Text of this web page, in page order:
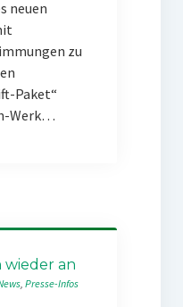
neuen
zu
Paket“
Werk…
an
, Presse-Infos